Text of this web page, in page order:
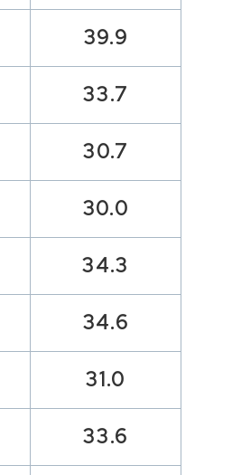
39.9
33.7
30.7
30.0
34.3
34.6
31.0
33.6